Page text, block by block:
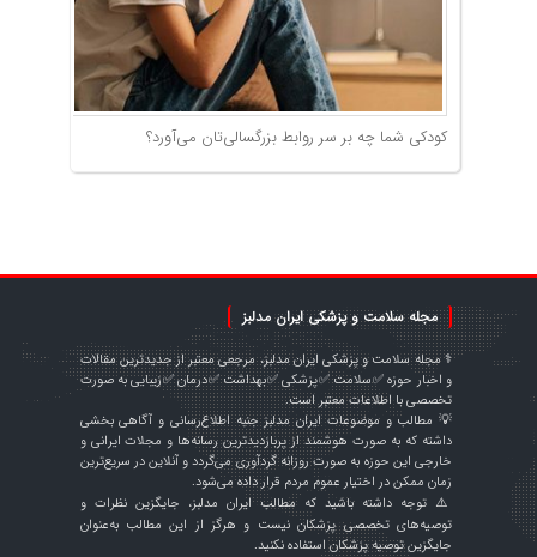
کودکی شما چه بر سر روابط بزرگسالی‌تان می‌آورد؟
مجله سلامت و پزشکی ایران مدلبز
⚕️ مجله سلامت و پزشکی ایران مدلبز، مرجعی معتبر از جدیدترین مقالات
و اخبار حوزه ✅سلامت ✅پزشکی ✅بهداشت ✅درمان ✅زیبایی به صورت
تخصصی با اطلاعات معتبر است.
💡 مطالب و موضوعات ایران مدلبز جنبه اطلاع‌رسانی و آگاهی بخشی
داشته که به صورت هوشمند از پربازدیدترین رسانه‌ها و مجلات ایرانی و
خارجی این حوزه به صورت روزانه گردآوری می‌گردد و آنلاین در سریع‌ترین
زمان ممکن در اختیار عموم مردم قرار داده می‌شود.
⚠️ توجه داشته باشید که مطالب ایران مدلبز، جایگزین نظرات و
توصیه‌های تخصصی پزشکان نیست و هرگز از این مطالب به‌عنوان
جایگزین توصیه پزشکان استفاده نکنید.